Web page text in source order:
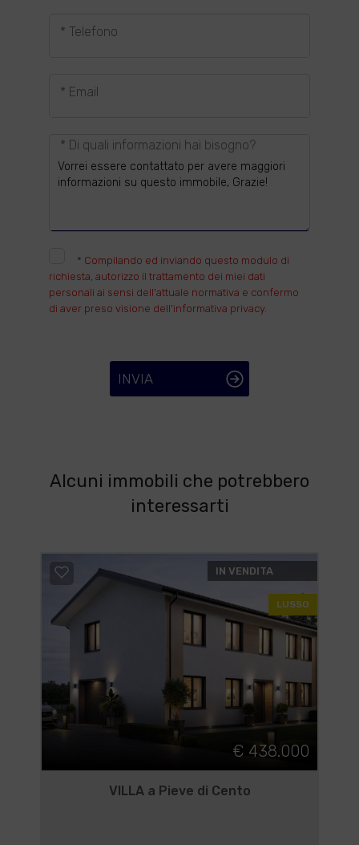
* Telefono
* Email
* Di quali informazioni hai bisogno?
* Compilando ed inviando questo modulo di
richiesta, autorizzo il trattamento dei miei dati
personali ai sensi dell'attuale normativa e confermo
di aver preso visione dell'informativa privacy.
INVIA
Alcuni immobili che potrebbero
interessarti
IN VENDITA
LUSSO
€ 438.000
VILLA a Pieve di Cento